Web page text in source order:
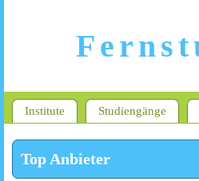
Institute Studiengänge
Top Anbieter